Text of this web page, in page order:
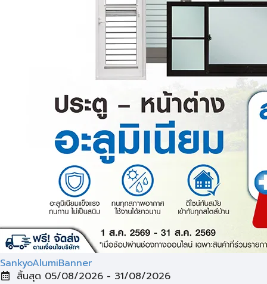
SankyoAlumiBanner
สิ้นสุด 05/08/2026 - 31/08/2026